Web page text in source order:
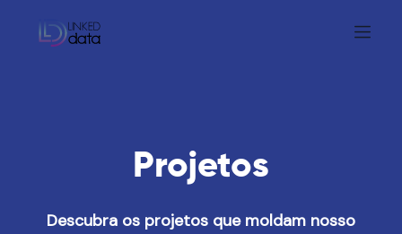
Projetos
Descubra os projetos que moldam nosso